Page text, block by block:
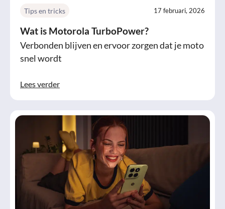
Tips en tricks 17 februari, 2026
Wat is Motorola TurboPower?
Verbonden blijven en ervoor zorgen dat je moto
snel wordt
Lees verder